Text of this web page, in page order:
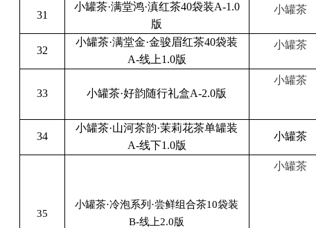
31
小罐茶·满堂鸿·滇红茶40袋装A-1.0
版
小罐茶
32
小罐茶·满堂金·金骏眉红茶40袋装
A-线上1.0版
小罐茶
33 小罐茶·好韵随行礼盒A-2.0版
小罐茶
34
小罐茶·山河茶韵·茉莉花茶单罐装
A-线下1.0版
小罐茶
35
小罐茶·冷泡系列·尝鲜组合茶10袋装
B-线上2.0版
小罐茶